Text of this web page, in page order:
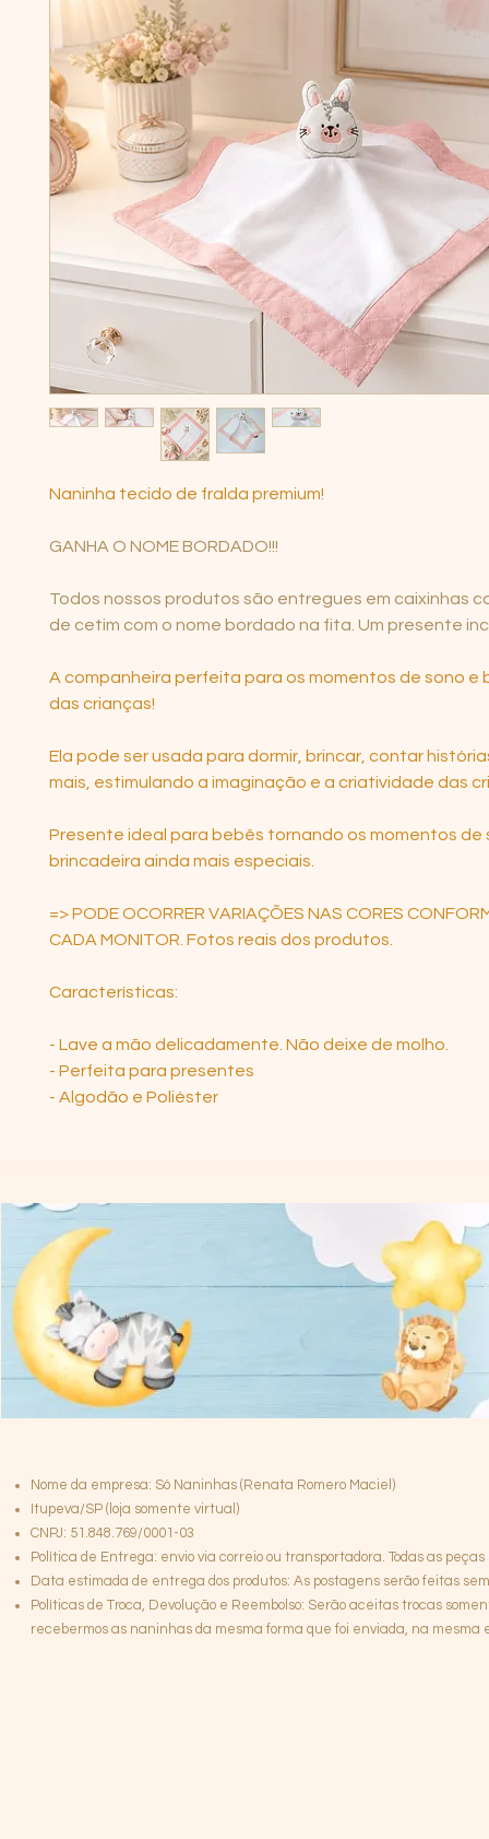
Naninha tecido de fralda premium!
GANHA O NOME BORDADO!!!
Todos nossos produtos são entregues em caixinhas
de cetim com o nome bordado na fita. Um presente
A companheira perfeita para os momentos de sono e
das crianças!
Ela pode ser usada para dormir, brincar, contar
mais, estimulando a imaginação e a criatividade das
Presente ideal para bebês tornando os momentos de
brincadeira ainda mais especiais.
=> PODE OCORRER VARIAÇÕES NAS CORES
CADA MONITOR. Fotos reais dos produtos.
Características:
- Lave a mão delicadamente. Não deixe de molho.
- Perfeita para presentes
- Algodão e Poliéster
Nome da empresa: Só Naninhas (Renata Romero Maciel)
Itupeva/SP (loja somente virtual)
CNPJ: 51.848.769/0001-03
Política de Entrega: envio via correio ou transportadora. Todas as
Data estimada de entrega dos produtos: As postagens serão feitas
Políticas de Troca, Devolução e Reembolso: Serão aceitas trocas
recebermos as naninhas da mesma forma que foi enviada, na mesma